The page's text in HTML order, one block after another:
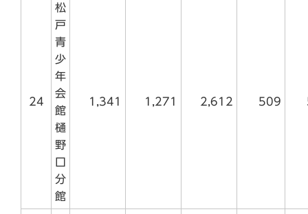
24
松
戸
青
少
年
会
館
樋
野
口
分
館
1,341 1,271 2,612 509